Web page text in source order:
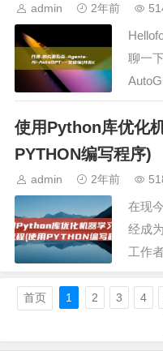
admin 2年前
聊一
同类
家能
使用Python库优化
PYTHON编写程序)
admin 2年前
在现
经成
工作
将介
您的
首页 1 2 3 4